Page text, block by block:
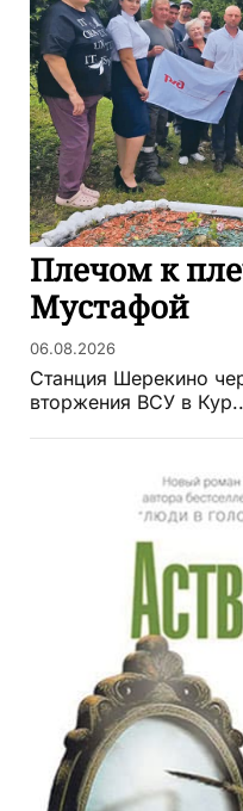
Плечом к
Мустафой
06.08.2026
Станция Шерекино
вторжения ВСУ в